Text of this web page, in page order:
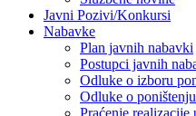
Javni Pozivi/Konkursi
Nabavke
Plan javnih nabavki
Postupci javnih
Odluke o izboru
Odluke o